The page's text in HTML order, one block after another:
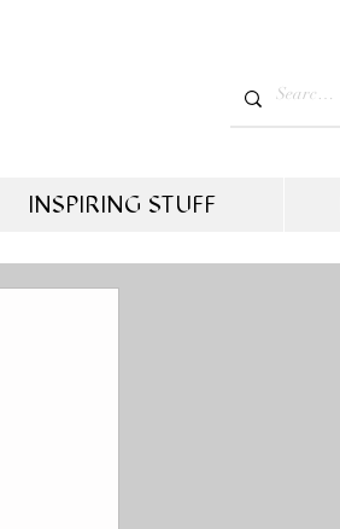
INSPIRING STUFF